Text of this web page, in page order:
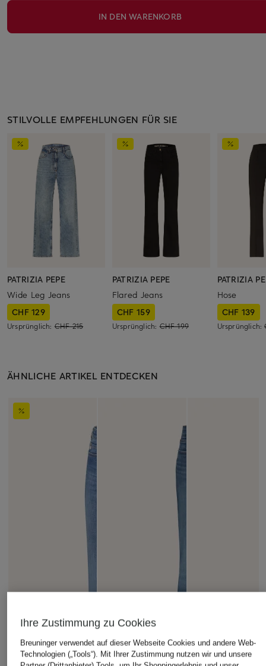
IN DEN WARENKORB
STILVOLLE EMPFEHLUNGEN FÜR SIE
PATRIZIA PEPE
Wide Leg Jeans
CHF 129
Ursprünglich: CHF 215
PATRIZIA PEPE
Flared Jeans
CHF 159
Ursprünglich:CHF 199
PATRIZIA
Hose
CHF 139
Ursprünglich:
ÄHNLICHE ARTIKEL ENTDECKEN
Ihre Zustimmung zu Cookies
Breuninger verwendet auf dieser Webseite Cookies und andere Web-
Technologien („Tools“). Mit Ihrer Zustimmung nutzen wir und unsere